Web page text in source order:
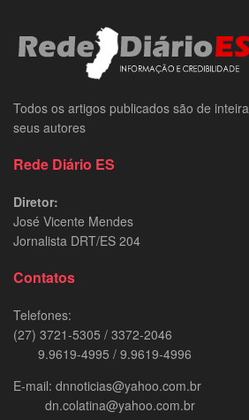
Todos os artigos publicados são de
seus autores
Rede Diário ES
Diretor:
José Vicente Mendes
Jornalista DRT/ES 204
Contatos
Telefones:
(27) 3721-5305 / 3372-2046
9.9619-4995 / 9.9619-4996
E-mail: dnnoticias@yahoo.com.br
dn.colatina@yahoo.com.br